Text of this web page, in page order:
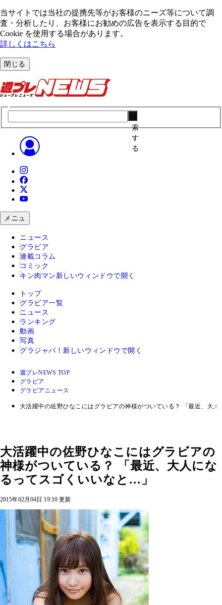
当サイトでは当社の提携先等がお客様のニーズ等について調
査・分析したり、お客様にお勧めの広告を表⽰する⽬的で
Cookie を使⽤する場合があります。
詳しくはこちら
閉じる
索
す
る
メニュ
ニュース
グラビア
連載コラム
コミック
キン肉マン 新しいウィンドウで開く
トップ
グラビア一覧
ニュース
ランキング
動画
写真
グラジャパ！ 新しいウィンドウで開く
週プレNEWS TOP
グラビア
グラビアニュース
大活躍中の佐野ひなこにはグラビアの神様がついている？ 「最近、大
大活躍中の佐野ひなこにはグラビアの
神様がついている？ 「最近、大人にな
るってスゴくいいなと…」
2015年02月04日 19:10 更新